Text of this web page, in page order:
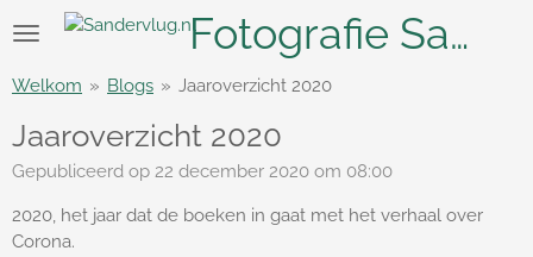
Ga
naar
hoofdinhoud
Fotografie Sander Vlug
Welkom » Blogs » Jaaroverzicht 2020
Jaaroverzicht 2020
Gepubliceerd op 22 december 2020 om 08:00
2020, het jaar dat de boeken in gaat met het verhaal over
Corona.